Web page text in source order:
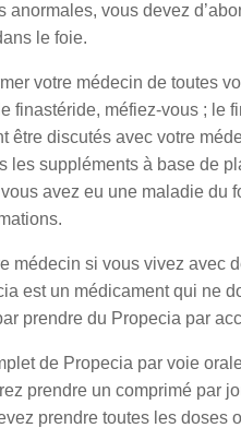
vous devez
le foie.
votre médecin de toutes
finastéride, méfiez-vous ; le
être discutés avec votre
les suppléments à base de
avez eu une maladie du
médecin si vous vivez
est un médicament qui ne
prendre du Propecia par
de Propecia par voie
prendre un comprimé par
prendre toutes les